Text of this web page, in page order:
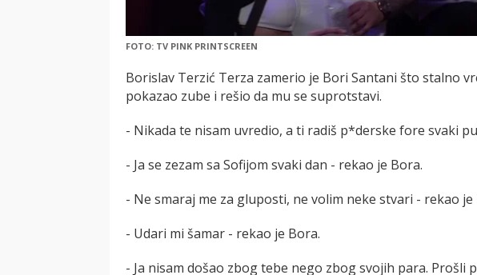
FOTO: TV PINK PRINTSCREEN
Borislav Terzić Terza zamerio je Bori Santani što stalno
pokazao zube i rešio da mu se suprotstavi.
- Nikada te nisam uvredio, a ti radiš p*derske fore svaki
- Ja se zezam sa Sofijom svaki dan - rekao je Bora.
- Ne smaraj me za gluposti, ne volim neke stvari - rekao je
- Udari mi šamar - rekao je Bora.
- Ja nisam došao zbog tebe nego zbog svojih para. Prošli